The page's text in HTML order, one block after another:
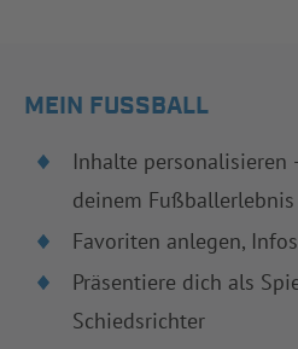
MEIN FUSSBALL
Inhalte personalisieren
deinem Fußballerlebnis
Favoriten anlegen,
Präsentiere dich als
Schiedsrichter